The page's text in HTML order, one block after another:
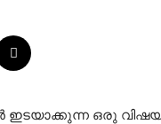
ഇടയാക്കുന്ന ഒരു